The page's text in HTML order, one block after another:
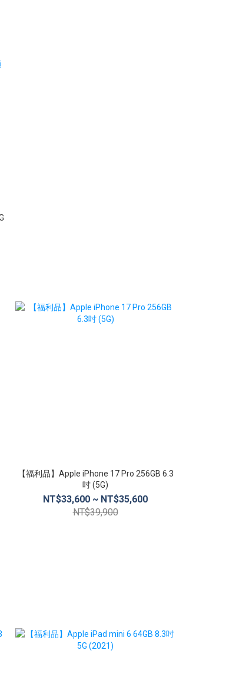
【福利品】Apple iPhone 17 Pro 256GB 6.3
吋 (5G)
NT$33,600 ~ NT$35,600
NT$39,900